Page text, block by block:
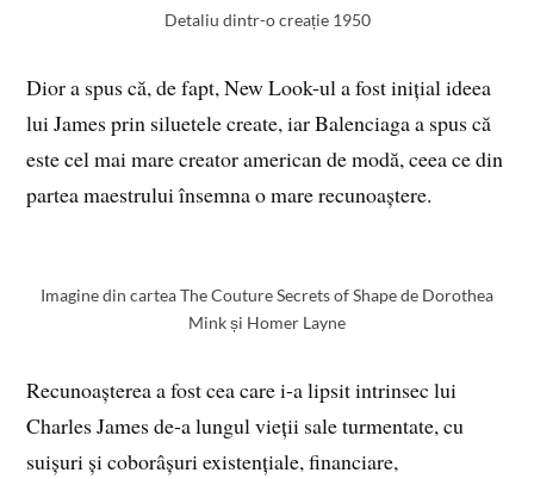
Detaliu dintr-o creație 1950
Dior a spus că, de fapt, New Look-ul a fost inițial ideea
lui James prin siluetele create, iar Balenciaga a spus că
este cel mai mare creator american de modă, ceea ce din
partea maestrului însemna o mare recunoaștere.
Imagine din cartea The Couture Secrets of Shape de Dorothea
Mink și Homer Layne
Recunoașterea a fost cea care i-a lipsit intrinsec lui
Charles James de-a lungul vieții sale turmentate, cu
suișuri și coborâșuri existențiale, financiare,